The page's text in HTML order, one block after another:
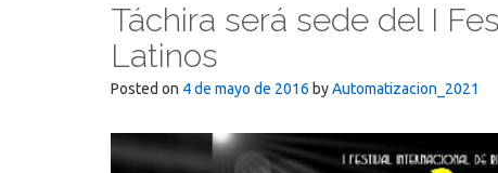
Táchira será sede del I
Latinos
Posted on 4 de mayo de 2016 byAutomatizacion_2021